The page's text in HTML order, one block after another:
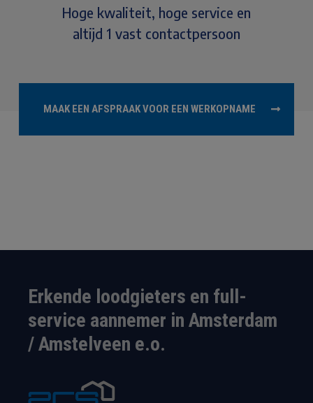
Hoge kwaliteit, hoge service en
altijd 1 vast contactpersoon
MAAK EEN AFSPRAAK VOOR EEN WERKOPNAME
Erkende loodgieters en full-
service aannemer in Amsterdam
/ Amstelveen e.o.